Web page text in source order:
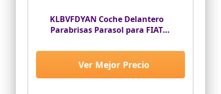
KLBVFDYAN Coche Delantero
Parabrisas Parasol para FIAT
2022 2023 2024, Plegable Parasol
Protección UV Protección Solar
Interior Accesorios
Ver Mejor Precio